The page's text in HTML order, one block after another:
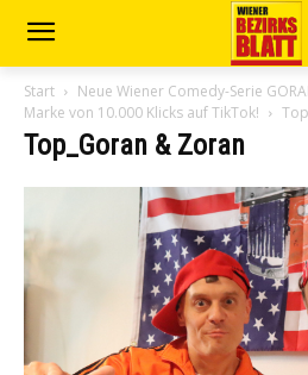
Start
Neue Wiener Comedy-Serie
Marke von 10.000 Klicks auf TikTok!
Top_Goran & Zoran